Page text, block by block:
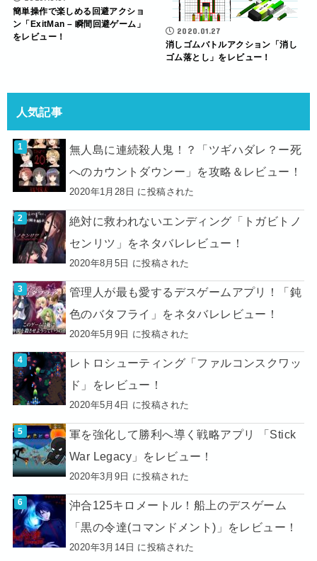
簡単操作で楽しめる回避アクショ
ン「ExitMan – 瞬間回避ゲーム」
をレビュー！
2020.01.27
消しゴムバトルアクション「消し
ゴム落とし」をレビュー！
人気記事
無人島に連続殺人鬼！？「ツギハダレ？ー死
へのカウントダウンー」を攻略＆レビュー！
2020年1月28日 に投稿された
絶対に救われないエンディング「トガビトノ
センリツ」をネタバレレビュー！
2020年8月5日 に投稿された
管理人が最も愛するデスゲームアプリ！「鈍
色のバタフライ」をネタバレレビュー！
2020年5月9日 に投稿された
レトロシューティング「ファルコンスクワッ
ド」をレビュー！
2020年5月4日 に投稿された
軍を強化して勝利へ導く戦略アプリ 「Stick
War Legacy」をレビュー！
2020年3月9日 に投稿された
沖合125キロメートル！船上のデスゲーム
「黒の令達(コマンドメント)」をレビュー！
2020年3月14日 に投稿された